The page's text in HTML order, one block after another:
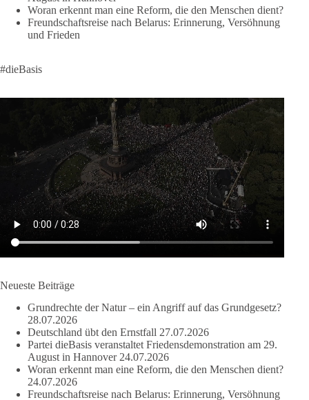
betrachtet Wasser nun als „globales Gemeingut“.
In München erleben Bürger vor Ort erste Einschränkungen
Fahrzeugen, das Befüllen von Pools oder das Bewässern von
Wasser ist lebens- und überlebensnotwendig.
🟩🟩🟦🟦🟥🟥🟧🟧
dieBasis warnt davor, lebenswichtige Ressourcen, wie Wasser,
Boden, und Luft, in globale Kontrollsysteme zu überführen,
und fordert, dass Wasser und Nahrung demokratisch und lokal
bleiben, statt in die Kontrolle von Lobby-Organisationen oder
Investoren zu geraten.
#Bürgerbeteiligung
219 7 55
DieBasis
Woran erkennt man eine Reform, die den Menschen dient?
Freundschaftsreise nach Belarus: Erinnerung, Versöhnung
und Frieden
#dieBasis
Neueste Beiträge
Grundrechte der Natur – ein Angriff auf das Grundgesetz?
28.07.2026
Deutschland übt den Ernstfall 27.07.2026
Partei dieBasis veranstaltet Friedensdemonstration am 29.
August in Hannover 24.07.2026
Woran erkennt man eine Reform, die den Menschen dient?
24.07.2026
Freundschaftsreise nach Belarus: Erinnerung, Versöhnung